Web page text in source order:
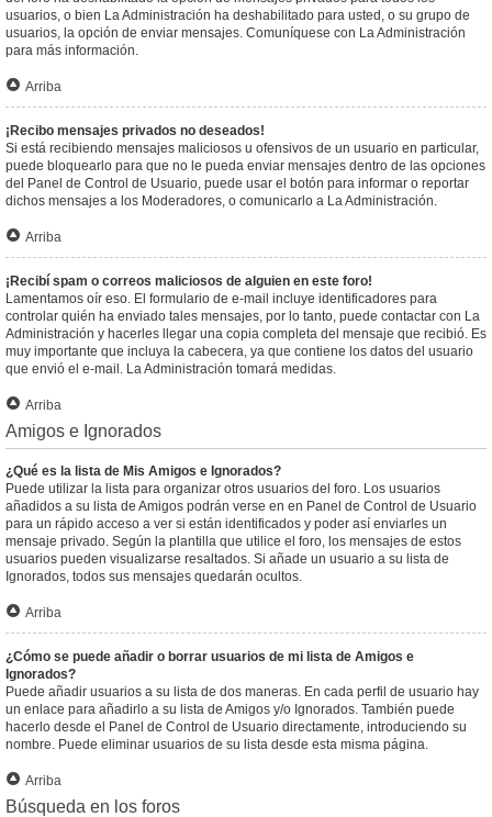
usuarios, o bien La Administración ha deshabilitado para usted, o su grupo de
usuarios, la opción de enviar mensajes. Comuníquese con La Administración
para más información.
Arriba
¡Recibo mensajes privados no deseados!
Si está recibiendo mensajes maliciosos u ofensivos de un usuario en particular,
puede bloquearlo para que no le pueda enviar mensajes dentro de las opciones
del Panel de Control de Usuario, puede usar el botón para informar o reportar
dichos mensajes a los Moderadores, o comunicarlo a La Administración.
Arriba
¡Recibí spam o correos maliciosos de alguien en este foro!
Lamentamos oír eso. El formulario de e-mail incluye identificadores para
controlar quién ha enviado tales mensajes, por lo tanto, puede contactar con La
Administración y hacerles llegar una copia completa del mensaje que recibió. Es
muy importante que incluya la cabecera, ya que contiene los datos del usuario
que envió el e-mail. La Administración tomará medidas.
Arriba
Amigos e Ignorados
¿Qué es la lista de Mis Amigos e Ignorados?
Puede utilizar la lista para organizar otros usuarios del foro. Los usuarios
añadidos a su lista de Amigos podrán verse en en Panel de Control de Usuario
para un rápido acceso a ver si están identificados y poder así enviarles un
mensaje privado. Según la plantilla que utilice el foro, los mensajes de estos
usuarios pueden visualizarse resaltados. Si añade un usuario a su lista de
Ignorados, todos sus mensajes quedarán ocultos.
Arriba
¿Cómo se puede añadir o borrar usuarios de mi lista de Amigos e
Ignorados?
Puede añadir usuarios a su lista de dos maneras. En cada perfil de usuario hay
un enlace para añadirlo a su lista de Amigos y/o Ignorados. También puede
hacerlo desde el Panel de Control de Usuario directamente, introduciendo su
nombre. Puede eliminar usuarios de su lista desde esta misma página.
Arriba
Búsqueda en los foros